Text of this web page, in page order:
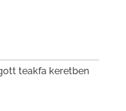
teakfa keretben